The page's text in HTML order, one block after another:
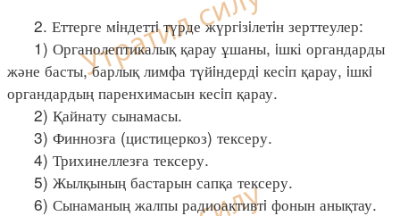
2. Еттерге мiндеттi түрде жүргiзiлетiн зерттеулер:
1) Органолептикалық қарау ұшаны, iшкі органдарды
және басты, барлық лимфа түйiндердi кесiп қарау, iшкi
органдардың паренхимасын кесiп қарау.
2) Қайнату сынамасы.
3) Финнозға (цистицеркоз) тексеру.
4) Трихинеллезға тексеру.
5) Жылқының бастарын сапқа тексеру.
6) Сынаманың жалпы радиоактивтi фонын анықтау.